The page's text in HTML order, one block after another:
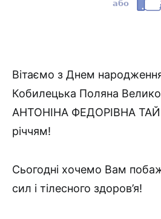
Вітаємо з Днем
Кобилецька Поляна
АНТОНІНА ФЕДОРІВНА
річчям!
Сьогодні хочемо Вам
сил і тілесного здоров’я!